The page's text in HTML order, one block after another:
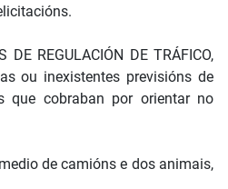
REGULACIÓN DE TRÁFICO,
ou inexistentes previsións de
que cobraban por orientar no
de camións e dos animais,